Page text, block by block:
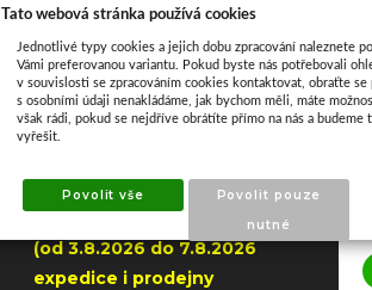
Kontakt
766 61 Napajedla
(od 3.8.2026 do 7.8.2026
expedice i prodejny
Tato webová stránka používá cookies
Jednotlivé typy cookies a jejich dobu zpracování naleznete
Vámi preferovanou variantu. Pokud byste nás potřebovali
v souvislosti se zpracováním cookies kontaktovat, obraťte
s osobními údaji nenakládáme, jak bychom měli, máte
však rádi, pokud se nejdříve obrátíte přímo na nás a budeme
vyřešit.
Povolit vše
Povolit pouze
nutné